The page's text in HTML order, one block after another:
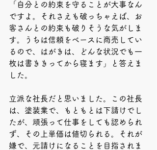
「自分との約束を守ることが大事なん
ですよ。それさえも破っちゃえば、お
客さんとの約束も破りそうな気がしま
す。うちは信頼をベースに商売してい
るので、はがきは、どんな状況でも一
枚は書ききってから寝ます」と答えま
した。
立派な社長だと思いました。この社長
は、塗装業で、もともとは下請けでし
たが、頑張って仕事をしても認められ
ず、その上単価は値切られる。それが
嫌で、元請けになることを目指されま